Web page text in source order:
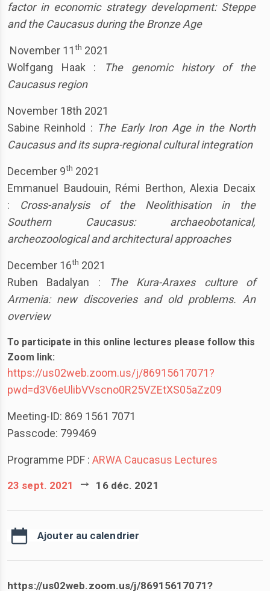
factor in economic strategy development: Steppe
and the Caucasus during the Bronze Age
November 11th 2021
Wolfgang Haak :
The genomic history of the
Caucasus region
November 18th 2021
Sabine Reinhold : The Early Iron Agein the North
Caucasus and its supra-regional cultural integration
December 9th 2021
Emmanuel Baudouin, Rémi Berthon, Alexia Decaix
:
Cross-analysis of the Neolithisation in the
Southern Caucasus: archaeobotanical,
archeozoological and architectural approaches
December 16th 2021
Ruben Badalyan :
The Kura-Araxes culture of
Armenia: new discoveries and old problems. An
overview
To participate in this online lectures please follow this
Zoom link:
https://us02web.zoom.us/j/86915617071?
pwd=d3V6eUlibVVscno0R25VZEtXS05aZz09
Meeting-ID: 869 1561 7071
Passcode: 799469
Programme PDF : ARWA Caucasus Lectures
23 sept. 2021 16 déc. 2021
Ajouter au calendrier
https://us02web.zoom.us/j/86915617071?